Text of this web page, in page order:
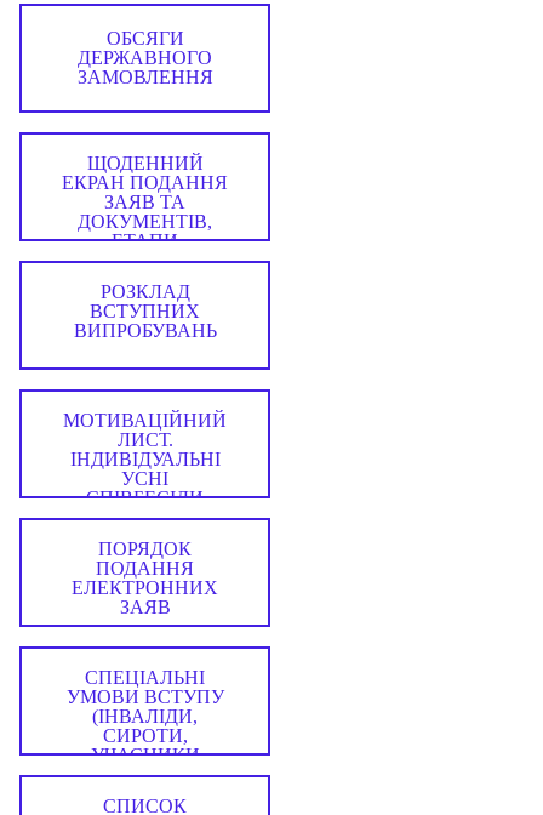
ОБСЯГИ
ДЕРЖАВНОГО
ЗАМОВЛЕННЯ
ЩОДЕННИЙ
ЕКРАН ПОДАННЯ
ЗАЯВ ТА
ДОКУМЕНТІВ,
ЕТАПИ
ВСТУПНОЇ
РОЗКЛАД
ВСТУПНИХ
ВИПРОБУВАНЬ
МОТИВАЦІЙНИЙ
ЛИСТ.
ІНДИВІДУАЛЬНІ
УСНІ
СПІВБЕСІДИ
ПОРЯДОК
ПОДАННЯ
ЕЛЕКТРОННИХ
ЗАЯВ
СПЕЦІАЛЬНІ
УМОВИ ВСТУПУ
(ІНВАЛІДИ,
СИРОТИ,
УЧАСНИКИ
БОЙОВИХ ДІЙ)
СПИСОК